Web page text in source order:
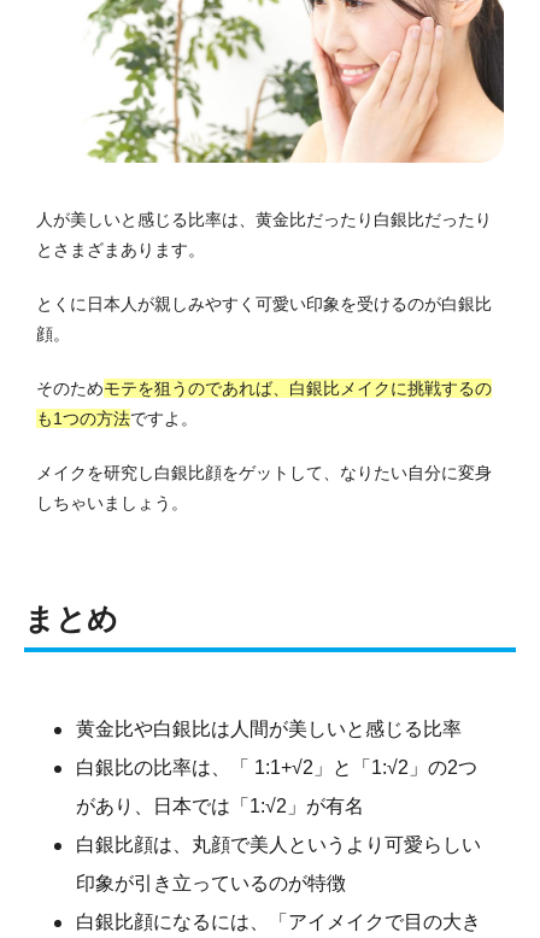
人が美しいと感じる比率は、黄金比だったり白銀比だったり
とさまざまあります。
とくに日本人が親しみやすく可愛い印象を受けるのが白銀比
顔。
そのためモテを狙うのであれば、白銀比メイクに挑戦するの
も1つの方法ですよ。
メイクを研究し白銀比顔をゲットして、なりたい自分に変身
しちゃいましょう。
まとめ
黄金比や白銀比は人間が美しいと感じる比率
白銀比の比率は、「 1:1+√2」と「1:√2」の2つ
があり、日本では「1:√2」が有名
白銀比顔は、丸顔で美人というより可愛らしい
印象が引き立っているのが特徴
白銀比顔になるには、「アイメイクで目の大き